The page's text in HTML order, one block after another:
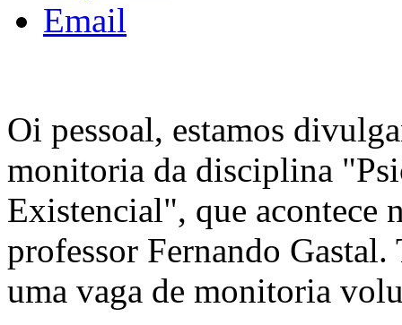
Email
Oi pessoal, estamos
monitoria da disciplina
Existencial", que acontece
professor Fernando Gastal.
uma vaga de monitoria